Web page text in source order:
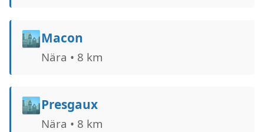
🏙️Macon
Nära • 8 km
🏙️Presgaux
Nära • 8 km